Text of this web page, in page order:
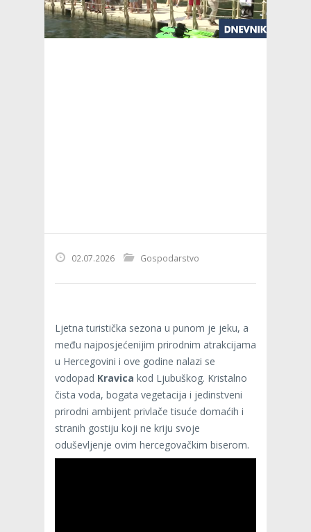
02.07.2026 Gospodarstvo
Ljetna turistička sezona u punom je jeku, a
među najposjećenijim prirodnim atrakcijama
u Hercegovini i ove godine nalazi se
vodopad Kravica kod Ljubuškog. Kristalno
čista voda, bogata vegetacija i jedinstveni
prirodni ambijent privlače tisuće domaćih i
stranih gostiju koji ne kriju svoje
oduševljenje ovim hercegovačkim biserom.